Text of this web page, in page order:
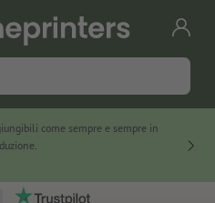
come sempre e sempre in